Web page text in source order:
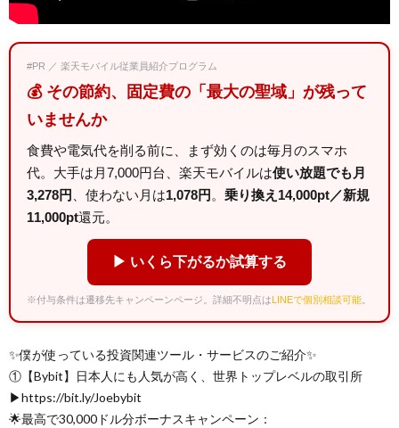
#PR ／ 楽天モバイル従業員紹介プログラム
💰 その節約、固定費の「最大の聖域」が残って
いませんか
食費や電気代を削る前に、まず効くのは毎月のスマホ
代。大手は月7,000円台、楽天モバイルは使い放題でも月
3,278円
、使わない月は1,078円 。 乗り換え14,000pt／新規
11,000pt還元。
▶ いくら下がるか試算する
※付与条件は遷移先キャンペーンページ。詳細不明点はLINEで個別相談可能
✨僕が使っている投資関連ツール・サービスのご紹介✨
①【Bybit】日本人にも人気が高く、世界トップレベルの取引所
▶︎https://bit.ly/Joebybit
🌟最高で30,000ドル分ボーナスキャンペーン：